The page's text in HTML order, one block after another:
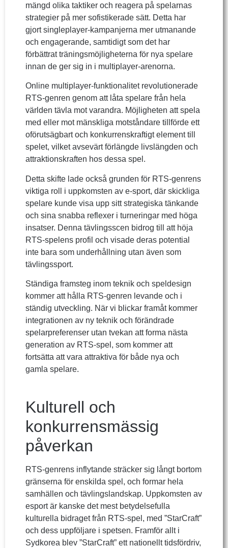
mängd olika taktiker och reagera på spelarnas
strategier på mer sofistikerade sätt. Detta har
gjort singleplayer-kampanjerna mer utmanande
och engagerande, samtidigt som det har
förbättrat träningsmöjligheterna för nya spelare
innan de ger sig in i multiplayer-arenorna.
Online multiplayer-funktionalitet revolutionerade
RTS-genren genom att låta spelare från hela
världen tävla mot varandra. Möjligheten att spela
med eller mot mänskliga motståndare tillförde ett
oförutsägbart och konkurrenskraftigt element till
spelet, vilket avsevärt förlängde livslängden och
attraktionskraften hos dessa spel.
Detta skifte lade också grunden för RTS-genrens
viktiga roll i uppkomsten av e-sport, där skickliga
spelare kunde visa upp sitt strategiska tänkande
och sina snabba reflexer i turneringar med höga
insatser. Denna tävlingsscen bidrog till att höja
RTS-spelens profil och visade deras potential
inte bara som underhållning utan även som
tävlingssport.
Ständiga framsteg inom teknik och speldesign
kommer att hålla RTS-genren levande och i
ständig utveckling. När vi blickar framåt kommer
integrationen av ny teknik och förändrade
spelarpreferenser utan tvekan att forma nästa
generation av RTS-spel, som kommer att
fortsätta att vara attraktiva för både nya och
gamla spelare.
Kulturell och
konkurrensmässig
påverkan
RTS-genrens inflytande sträcker sig långt bortom
gränserna för enskilda spel, och formar hela
samhällen och tävlingslandskap. Uppkomsten av
esport är kanske det mest betydelsefulla
kulturella bidraget från RTS-spel, med ”StarCraft”
och dess uppföljare i spetsen. Framför allt i
Sydkorea blev ”StarCraft” ett nationellt tidsfördriv,